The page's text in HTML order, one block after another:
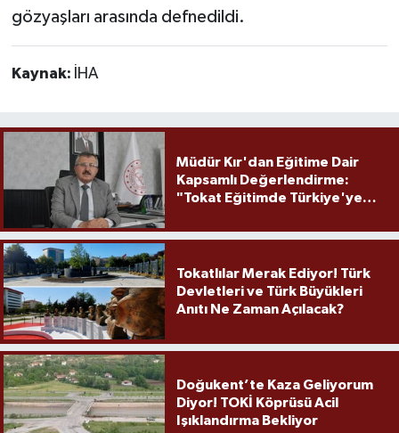
gözyaşları arasında defnedildi.
Kaynak: İHA
Müdür Kır'dan Eğitime Dair
Kapsamlı Değerlendirme:
"Tokat Eğitimde Türkiye'ye
Tokatlılar Merak Ediyor! Türk
Devletleri ve Türk Büyükleri
Anıtı Ne Zaman Açılacak?
Doğukent’te Kaza Geliyorum
Diyor! TOKİ Köprüsü Acil
Işıklandırma Bekliyor